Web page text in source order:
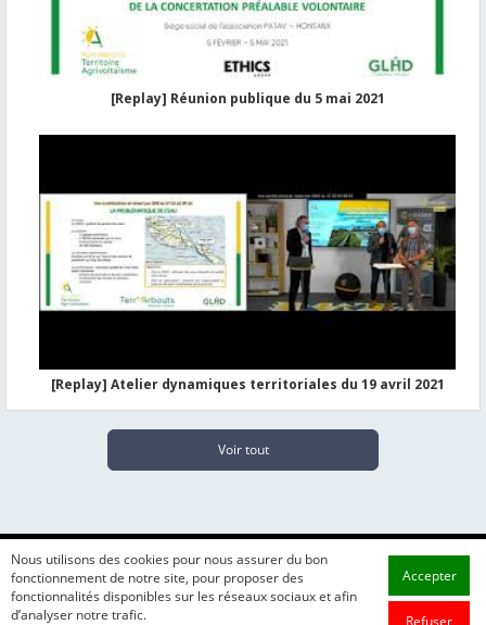
[Replay] Réunion publique du 5 mai 2021
[Replay] Atelier dynamiques territoriales du 19 avril 2021
Voir tout
Nous utilisons des cookies pour nous assurer du bon
fonctionnement de notre site, pour proposer des
fonctionnalités disponibles sur les réseaux sociaux et afin
d’analyser notre trafic.
Accepter
Refuser